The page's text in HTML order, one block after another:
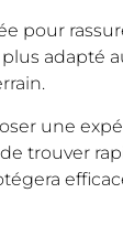
pour
adapté
une
trouver